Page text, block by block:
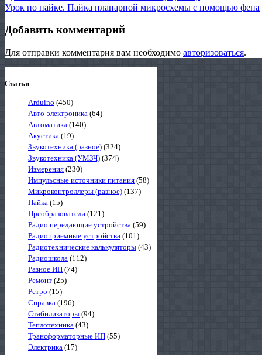
Урок по пайке. Пайка планарной микросхемы с помощью фена
Добавить комментарий
Для отправки комментария вам необходимо авторизоваться.
Статьи
Arduino (450)
Авто-электроника (64)
Автоматика (140)
Акустика (19)
Звукотехника (разное) (324)
Звукотехника (УМЗЧ) (374)
Измерения (230)
Импульсные источники питания (58)
Микроконтроллеры (разное) (137)
Пайка (15)
Преобразователи (121)
Радио передающие устройства (59)
Радиоприемные устройства (101)
Радиотехнические калькуляторы (43)
Радиошкола (112)
Разное ИП (74)
Ремонт (25)
Ретро (15)
Справка (196)
Стабилизаторы (94)
Теплотехника (43)
Трансформаторные ИП (55)
Электрика (17)